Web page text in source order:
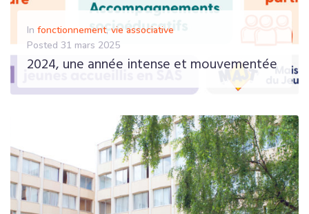
In fonctionnement, vie associative
Posted 31 mars 2025
2024, une année intense et mouvementée